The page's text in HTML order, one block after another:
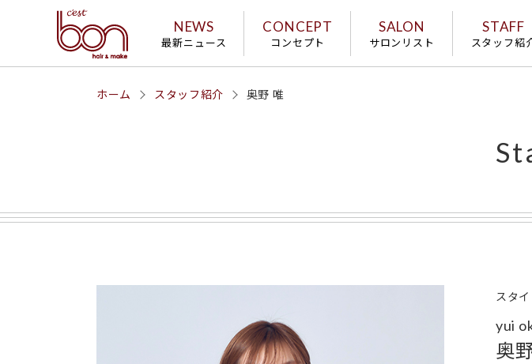
NEWS
最新ニュース
CONCEPT
コンセプト
SALON
サロンリスト
STAFF
スタッフ紹
ホーム スタッフ紹介 奥野 唯
スタ
yui
奥